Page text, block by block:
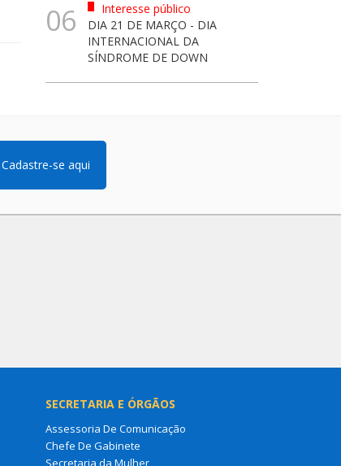
06
Interesse público
DIA 21 DE MARÇO - DIA
INTERNACIONAL DA
SÍNDROME DE DOWN
Cadastre-se aqui
SECRETARIA E ÓRGÃOS
Assessoria De Comunicação
Chefe De Gabinete
Secretaria da Mulher